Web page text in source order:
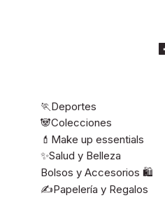
🏃Deportes
🐼Colecciones
💄Make up essentials
✨Salud y Belleza
Bolsos y Accesorios 🛍️
✍️Papelería y Regalos